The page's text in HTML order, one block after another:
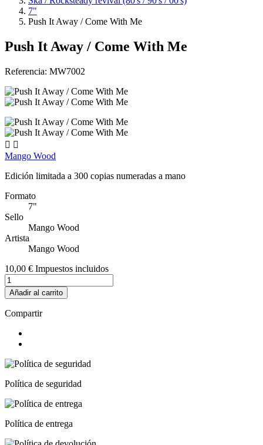
7"
Push It Away / Come With Me
Push It Away / Come With Me
Referencia: MW7002
 
Mango Wood
Edición limitada a 300 copias numeradas a mano
Formato
7"
Sello
Mango Wood
Artista
Mango Wood
10,00 € Impuestos incluidos
Añadir al carrito
Compartir
Política de seguridad
Política de entrega